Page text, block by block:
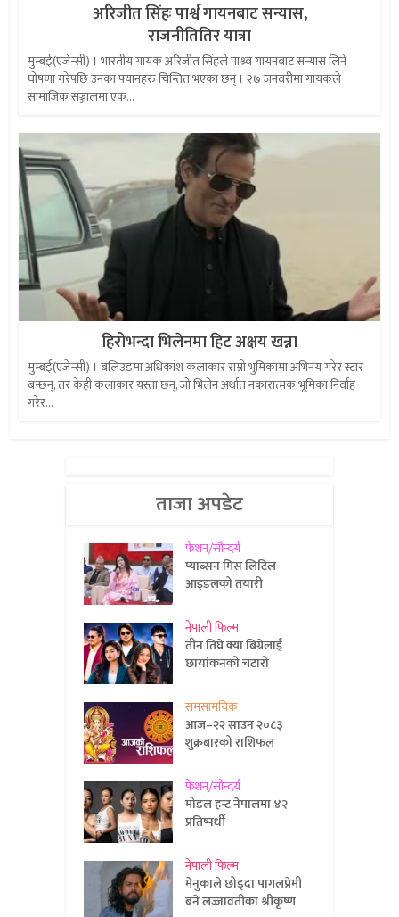
अरिजीत सिंहः पार्श्व गायनबाट सन्यास,
राजनीतितिर यात्रा
मुम्बई(एजेन्सी) । भारतीय गायक अरिजीत सिंहले पाश्र्व गायनबाट सन्यास लिने
घोषणा गरेपछि उनका फ्यानहरु चिन्तित भएका छन् । २७ जनवरीमा गायकले
सामाजिक सञ्जालमा एक...
हिरोभन्दा भिलेनमा हिट अक्षय खन्ना
मुम्बई(एजेन्सी) । बलिउडमा अधिकांश कलाकार राम्रो भुमिकामा अभिनय गरेर स्टार
बन्छन्, तर केही कलाकार यस्ता छन्, जो भिलेन अर्थात नकारात्मक भूमिका निर्वाह
गरेर...
ताजा अपडेट
फेशन/सौन्दर्य
प्याब्सन मिस लिटिल
आइडलको तयारी
नेपाली फिल्म
तीन तिघ्रे क्या बिग्रेलाई
छायांकनको चटारो
समसामयिक
आज–२२ साउन २०८३
शुक्रबारको राशिफल
फेशन/सौन्दर्य
मोडल हन्ट नेपालमा ४२
प्रतिष्पर्धी
नेपाली फिल्म
मेनुकाले छोड्दा पागलप्रेमी
बने लज्जावतीका श्रीकृष्ण